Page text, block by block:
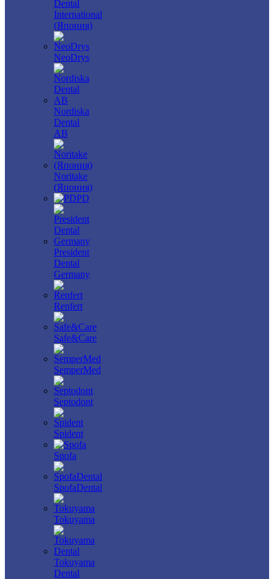
Dental
International
(Япония)
NeoDrys
Nordiska
Dental
AB
Noritake
(Япония)
PD
President
Dental
Germany
Renfert
Safe&Care
SemperMed
Septodont
Spident
Spofa
SpofaDental
Tokuyama
Tokuyama
Dental